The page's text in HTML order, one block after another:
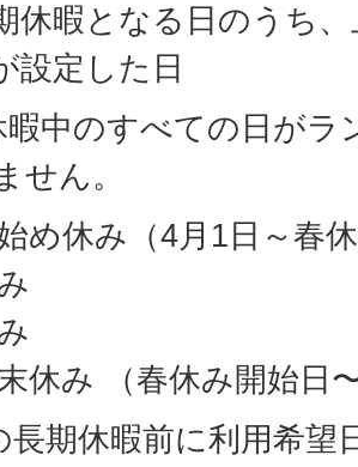
休暇となる日のうち
設定した日
暇中のすべての日がラ
せん。
め休み（4月1日～春
休み （春休み開始日
長期休暇前に利用希望